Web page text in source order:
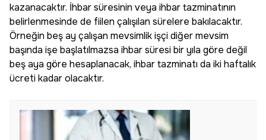
kazanacaktır. İhbar süresinin veya ihbar tazminatının
belirlenmesinde de fiilen çalışılan sürelere bakılacaktır.
Örneğin beş ay çalışan mevsimlik işçi diğer mevsim
başında işe başlatılmazsa ihbar süresi bir yıla göre değil
beş aya göre hesaplanacak, ihbar tazminatı da iki haftalık
ücreti kadar olacaktır.